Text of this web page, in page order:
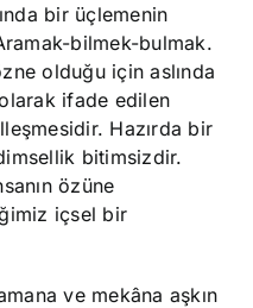
bir üçlemenin
bilmek-bulmak.
olduğu için aslında
ifade edilen
Hazırda bir
bitimsizdir.
özüne
içsel bir
ve mekâna aşkın